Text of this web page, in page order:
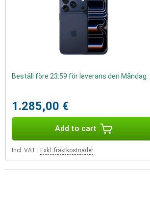
Beställ före 23:59 för leverans den Måndag
1.285,00 €
Add to cart
Incl. VAT Exkl. fraktkostnader